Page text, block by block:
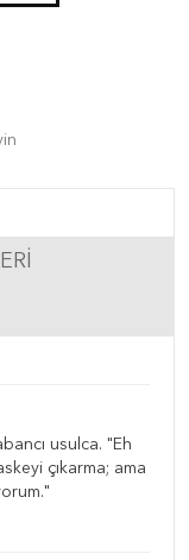
usulca. "Eh
çıkarma; ama